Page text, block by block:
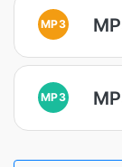
MP3
MP3